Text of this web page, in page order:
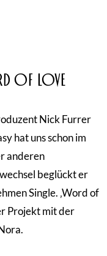
of Love
Nick Furrer
hat uns schon im
anderen
beglückt er
Single. ‚Word of
Projekt mit der